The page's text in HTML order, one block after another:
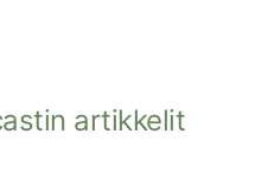
artikkelit